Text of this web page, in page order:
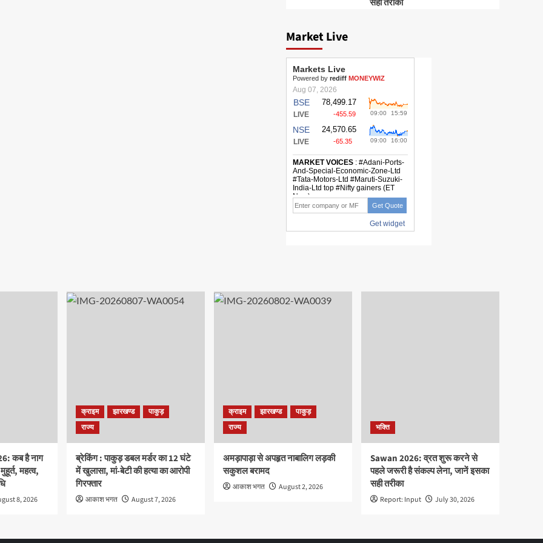
सही तरीका
Market Live
कब है नाग
महत्व,
8, 2026
क्राइम झारखण्ड
पाकुड़
राज्य
ब्रेकिंग : पाकुड़ डबल मर्डर का 12 घंटे
में खुलासा, मां-बेटी की हत्या का आरोपी
गिरफ्तार
आकाश भगत August 7, 2026
क्राइम झारखण्ड
पाकुड़
राज्य
अमड़ापाड़ा से अपहृत नाबालिग लड़की
सकुशल बरामद
आकाश भगत August 2, 2026
भक्ति
Sawan 2026: व्रत शुरू करने से
पहले जरूरी है संकल्प लेना, जानें इसका
सही तरीका
Report: Input July 30, 2026